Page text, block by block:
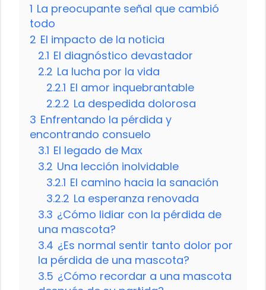
1 La preocupante señal que cambió
todo
2 El impacto de la noticia
2.1 El diagnóstico devastador
2.2 La lucha por la vida
2.2.1 El amor inquebrantable
2.2.2 La despedida dolorosa
3 Enfrentando la pérdida y
encontrando consuelo
3.1 El legado de Max
3.2 Una lección inolvidable
3.2.1 El camino hacia la sanación
3.2.2 La esperanza renovada
3.3 ¿Cómo lidiar con la pérdida de
una mascota?
3.4 ¿Es normal sentir tanto dolor por
la pérdida de una mascota?
3.5 ¿Cómo recordar a una mascota